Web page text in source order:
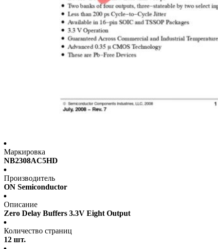
Маркировка
NB2308AC5HD
Производитель
ON Semiconductor
Описание
Zero Delay Buffers 3.3V Eight Output
Количество страниц
12 шт.